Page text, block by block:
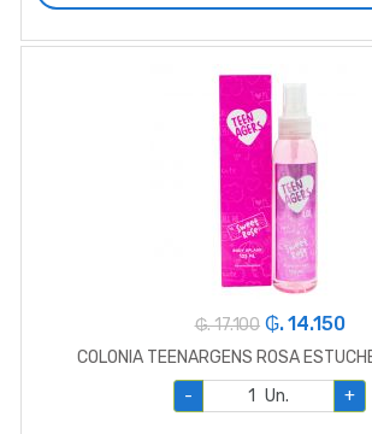
₲. 17.100 ₲. 14.150
COLONIA TEENARGENS ROSA
-
Un. +